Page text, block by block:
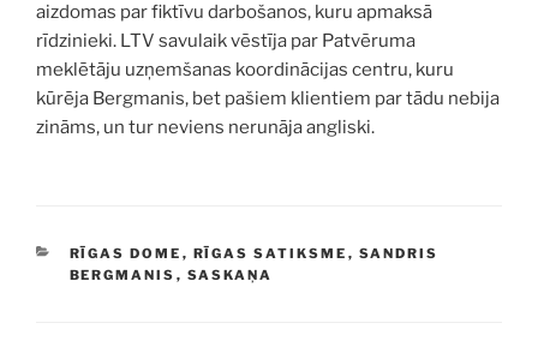
aizdomas par fiktīvu darbošanos, kuru apmaksā
rīdzinieki. LTV savulaik vēstīja par Patvēruma
meklētāju uzņemšanas koordinācijas centru, kuru
kūrēja Bergmanis, bet pašiem klientiem par tādu nebija
zināms, un tur neviens nerunāja angliski.
KATEGORIJAS
RĪGAS DOME , RĪGAS SATIKSME , SANDRIS
BERGMANIS , SASKAŅA